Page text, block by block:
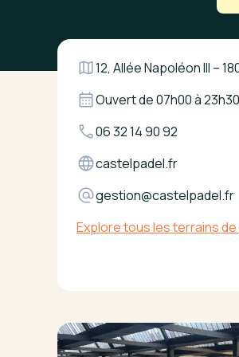
12, Allée Napoléon III –
Ouvert de07h00à23h30
06 32 14 90 92
castelpadel.fr
gestion@castelpadel.fr
Explore tous les terrains